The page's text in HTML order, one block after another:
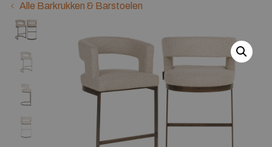
Alle Barkrukken & Barstoelen